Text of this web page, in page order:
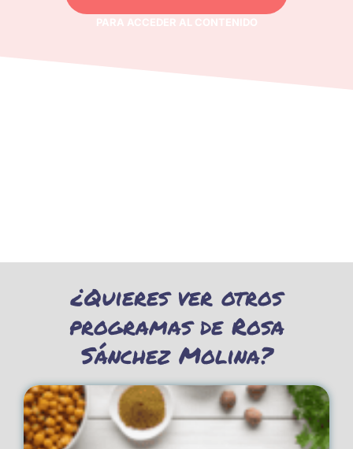
PARA ACCEDER AL CONTENIDO
¿Quieres ver otros
programas de Rosa
Sánchez Molina?